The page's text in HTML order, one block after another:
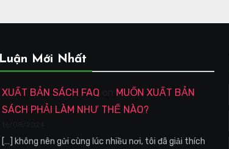
Mới Nhất
XUẤT BẢN SÁCH FAQ
MUỐN XUẤT BẢN
SÁCH PHẢI LÀM NHƯ THẾ NÀO?
[…] không nên gửi cùng lúc nhiều nơi, tôi đã giải thích